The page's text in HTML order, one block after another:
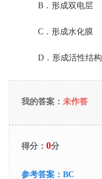
B． 形成双电层
C． 形成水化膜
D． 形成活性结构
我的答案： 未作答
得分： 0分
参考答案： BC